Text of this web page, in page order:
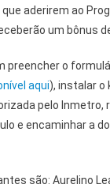
aderirem ao
um bônus
preencher o
aqui), instalar o
pelo Inmetro,
e encaminhar a
são: Aurelino